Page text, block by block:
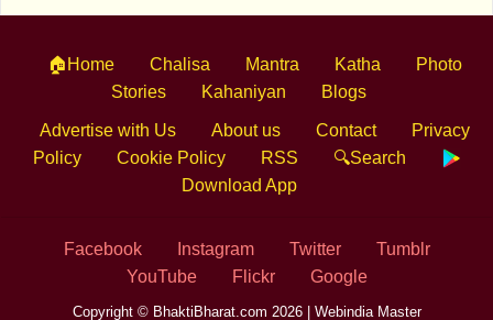
🏠Home Chalisa Mantra Katha
Photo
Stories
Kahaniyan Blogs
Advertise with Us About us Contact
Privacy
Policy
Cookie Policy RSS
🔍Search
Download App
Facebook Instagram Twitter
Tumblr
YouTube
Flickr Google
Copyright © BhaktiBharat.com 2026 | Webindia Master